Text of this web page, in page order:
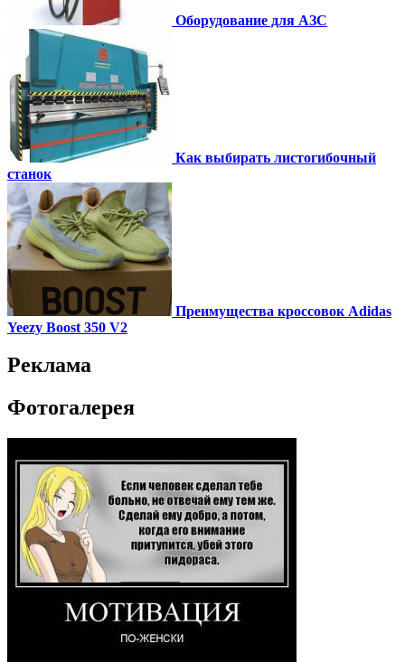
Оборудование для АЗС
Как выбирать листогибочный
станок
Преимущества кроссовок Adidas
Yeezy Boost 350 V2
Реклама
Фотогалерея